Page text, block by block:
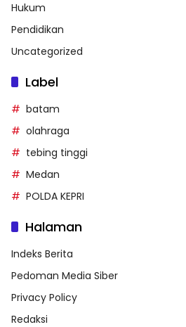
Hukum
Pendidikan
Uncategorized
Label
batam
olahraga
tebing tinggi
Medan
POLDA KEPRI
Halaman
Indeks Berita
Pedoman Media Siber
Privacy Policy
Redaksi